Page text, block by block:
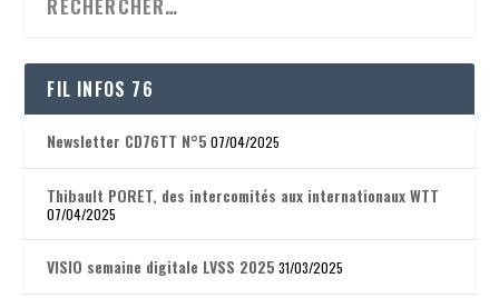
FIL INFOS 76
Newsletter CD76TT N°5 07/04/2025
Thibault PORET, des intercomités aux internationaux WTT
07/04/2025
VISIO semaine digitale LVSS 2025 31/03/2025